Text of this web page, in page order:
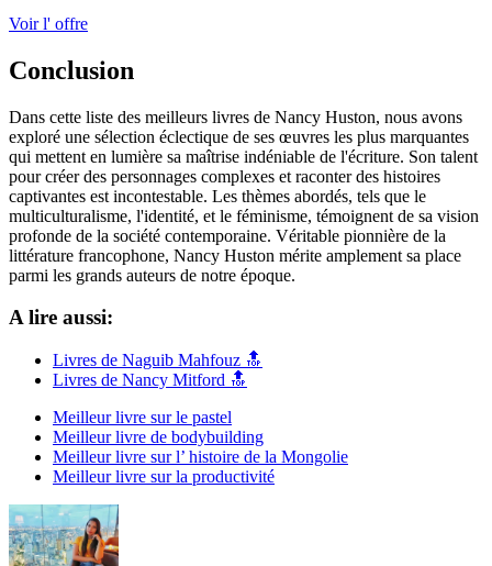
Voir l' offre
Conclusion
Dans cette liste des meilleurs livres de Nancy Huston, nous avons
exploré une sélection éclectique de ses œuvres les plus marquantes
qui mettent en lumière sa maîtrise indéniable de l'écriture. Son talent
pour créer des personnages complexes et raconter des histoires
captivantes est incontestable. Les thèmes abordés, tels que le
multiculturalisme, l'identité, et le féminisme, témoignent de sa vision
profonde de la société contemporaine. Véritable pionnière de la
littérature francophone, Nancy Huston mérite amplement sa place
parmi les grands auteurs de notre époque.
A lire aussi:
Livres de Naguib Mahfouz 🔝
Livres de Nancy Mitford 🔝
Meilleur livre sur le pastel
Meilleur livre de bodybuilding
Meilleur livre sur l’ histoire de la Mongolie
Meilleur livre sur la productivité